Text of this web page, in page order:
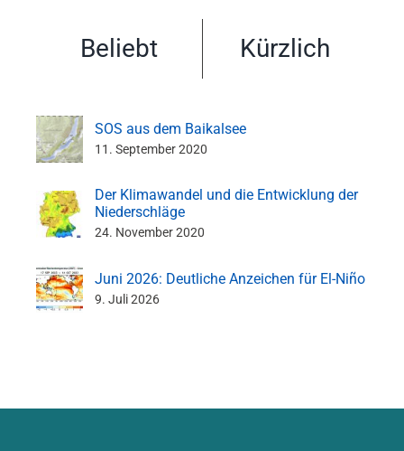
Beliebt Kürzlich
SOS aus dem Baikalsee
11. September 2020
Der Klimawandel und die Entwicklung der
Niederschläge
24. November 2020
Juni 2026: Deutliche Anzeichen für El-Niño
9. Juli 2026